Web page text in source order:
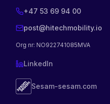
+47 53 69 94 00
post@hitechmobility.io
Org nr: NO922741085MVA
LinkedIn
Sesam-sesam.com